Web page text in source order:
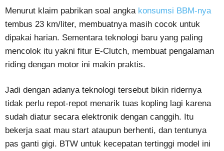
Menurut klaim pabrikan soal angka konsumsi BBM-nya
tembus 23 km/liter, membuatnya masih cocok untuk
dipakai harian. Sementara teknologi baru yang paling
mencolok itu yakni fitur E-Clutch, membuat pengalaman
riding dengan motor ini makin praktis.
Jadi dengan adanya teknologi tersebut bikin ridernya
tidak perlu repot-repot menarik tuas kopling lagi karena
sudah diatur secara elektronik dengan canggih. Itu
bekerja saat mau start ataupun berhenti, dan tentunya
pas ganti gigi. BTW untuk kecepatan tertinggi model ini